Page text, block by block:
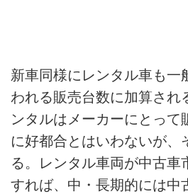
新車同様にレンタル車も一
われる販売台数に加算され
ンタルはメーカーにとって
に好都合とはいわないが、
る。レンタル車両が中古車
すれば、中・長期的には中